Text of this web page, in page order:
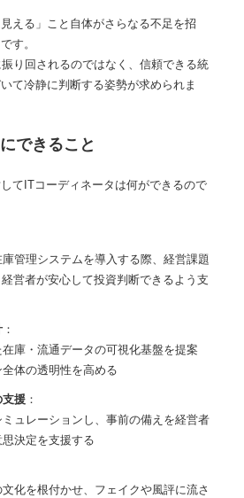
える」こと自体がさらなる不足を招
す。
り回されるのではなく、信頼できる統
て冷静に判断する姿勢が求められま
できること
てITコーディネータは何ができるので
管理システムを導入する際、経営課題
営者が安心して投資判断できるよう支
：
庫・流通データの可視化基盤を提案
体の透明性を高める
支援 ：
ュレーションし、事前の備えを経営者
決定を支援する
化を根付かせ、フェイクや風評に流さ